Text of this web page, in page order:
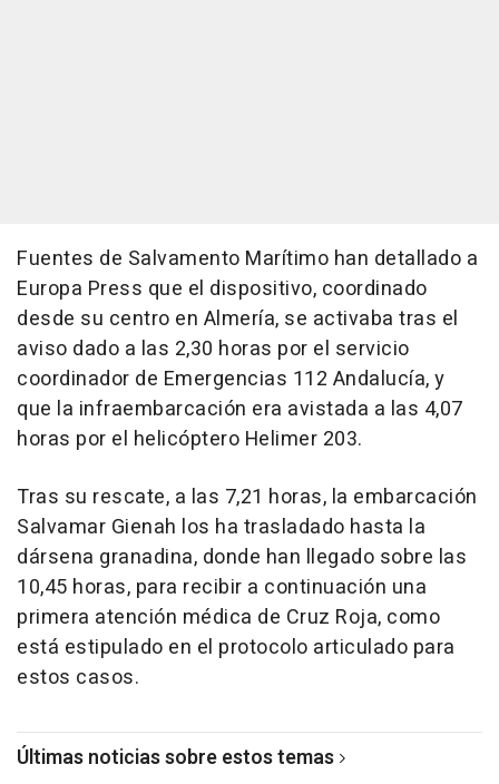
Fuentes de Salvamento Marítimo han detallado a
Europa Press que el dispositivo, coordinado
desde su centro en Almería, se activaba tras el
aviso dado a las 2,30 horas por el servicio
coordinador de Emergencias 112 Andalucía, y
que la infraembarcación era avistada a las 4,07
horas por el helicóptero Helimer 203.
Tras su rescate, a las 7,21 horas, la embarcación
Salvamar Gienah los ha trasladado hasta la
dársena granadina, donde han llegado sobre las
10,45 horas, para recibir a continuación una
primera atención médica de Cruz Roja, como
está estipulado en el protocolo articulado para
estos casos.
Últimas noticias sobre estos temas